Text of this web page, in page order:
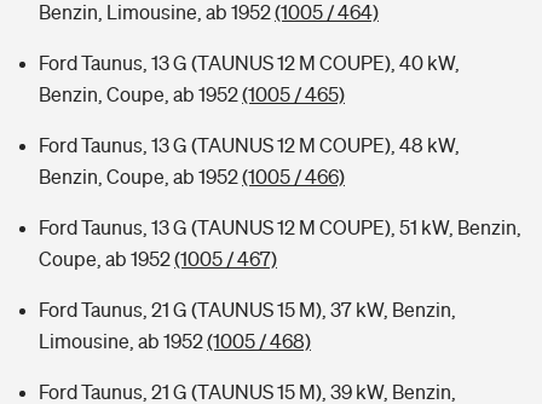
Benzin, Limousine, ab 1952(1005 / 464)
Ford Taunus, 13 G (TAUNUS 12 M COUPE), 40 kW,
Benzin, Coupe, ab 1952(1005 / 465)
Ford Taunus, 13 G (TAUNUS 12 M COUPE), 48 kW,
Benzin, Coupe, ab 1952(1005 / 466)
Ford Taunus, 13 G (TAUNUS 12 M COUPE), 51 kW, Benzin,
Coupe, ab 1952(1005 / 467)
Ford Taunus, 21 G (TAUNUS 15 M), 37 kW, Benzin,
Limousine, ab 1952(1005 / 468)
Ford Taunus, 21 G (TAUNUS 15 M), 39 kW, Benzin,